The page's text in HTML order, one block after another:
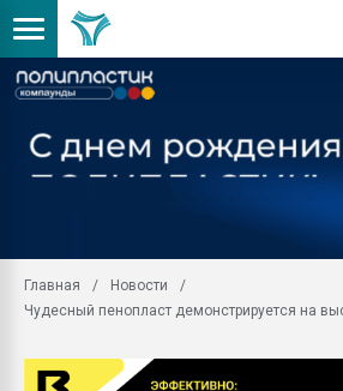
Главная
Новости
Чудесный пенопласт демонстрируется на